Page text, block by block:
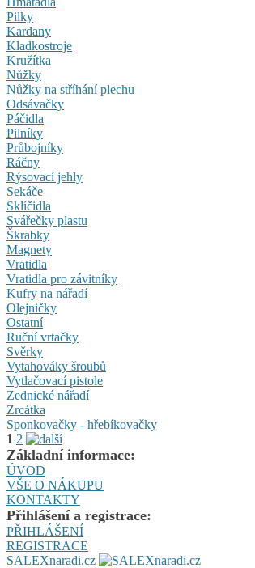
Pilky
Kardany
Kladkostroje
Kružítka
Nůžky
Nůžky na stříhání plechu
Odsávačky
Páčidla
Pilníky
Průbojníky
Ráčny
Rýsovací jehly
Sekáče
Sklíčidla
Svářečky plastu
Škrabky
Magnety
Vratidla
Vratidla pro závitníky
Kufry na nářadí
Olejničky
Ostatní
Ruční vrtačky
Svěrky
Vytahováky šroubů
Vytlačovací pistole
Zednické nářadí
Zrcátka
Sponkovačky - hřebíkovačky
1 2
Základní informace:
ÚVOD
VŠE O NÁKUPU
KONTAKTY
Přihlášení a registrace:
PŘIHLÁŠENÍ
REGISTRACE
SALEXnaradi.cz